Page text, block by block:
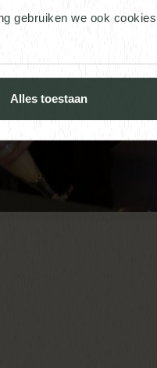
gebruiken we ook cookies
Alles toestaan